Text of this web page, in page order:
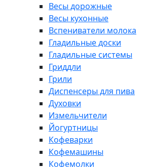
Весы дорожные
Весы кухонные
Вспениватели молока
Гладильные доски
Гладильные системы
Гриддли
Грили
Диспенсеры для пива
Духовки
Измельчители
Йогуртницы
Кофеварки
Кофемашины
Кофемолки